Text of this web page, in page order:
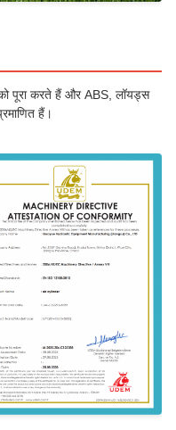
को पूरा करते हैं और ABS, लॉयड्स
हैं।